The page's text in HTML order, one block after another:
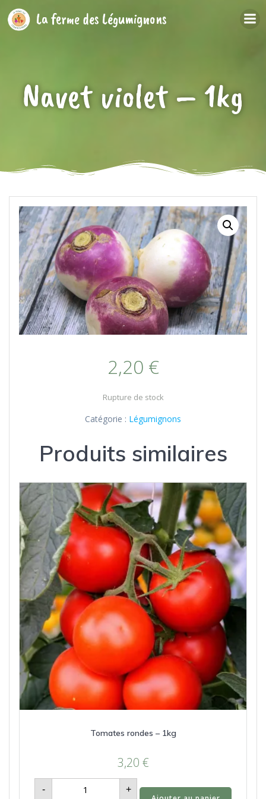
au
contenu
La ferme des Légumignons
Navet violet – 1kg
2,20 €
Rupture de stock
Catégorie : Légumignons
Produits similaires
Tomates rondes – 1kg
3,20 €
-
quantité
de
+